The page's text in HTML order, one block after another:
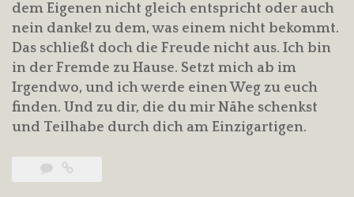
dem Eigenen nicht gleich entspricht oder auch
nein danke! zu dem, was einem nicht bekommt.
Das schließt doch die Freude nicht aus. Ich bin
in der Fremde zu Hause. Setzt mich ab im
Irgendwo, und ich werde einen Weg zu euch
finden. Und zu dir, die du mir Nähe schenkst
und Teilhabe durch dich am Einzigartigen.